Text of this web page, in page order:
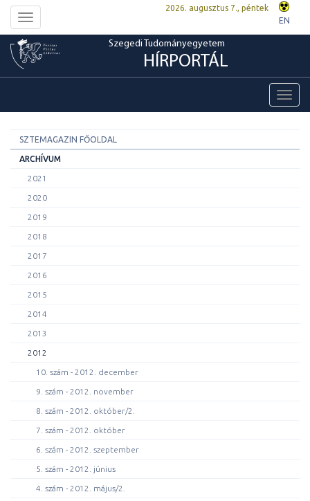
Toggle
navigation
2026. augusztus 7., péntek
EN
Szegedi Tudományegyetem
HÍRPORTÁL
SZTEMAGAZIN FŐOLDAL
ARCHÍVUM
2021
2020
2019
2018
2017
2016
2015
2014
2013
2012
10. szám - 2012. december
9. szám - 2012. november
8. szám - 2012. október/2.
7. szám - 2012. október
6. szám - 2012. szeptember
5. szám - 2012. június
4. szám - 2012. május/2.